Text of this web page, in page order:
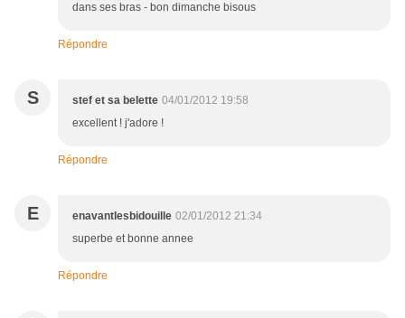
dans ses bras - bon dimanche bisous
Répondre
S stef et sa belette 04/01/2012 19:58
excellent ! j'adore !
Répondre
E enavantlesbidouille 02/01/2012 21:34
superbe et bonne annee
Répondre